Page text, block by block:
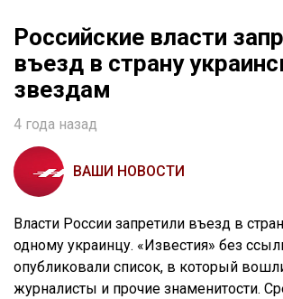
Российские власти
въезд в страну
звездам
4 года назад
ВАШИ НОВОСТИ
Власти России запретили въезд в
одному украинцу. «Известия» без
опубликовали список, в который
журналисты и прочие знаменитости.